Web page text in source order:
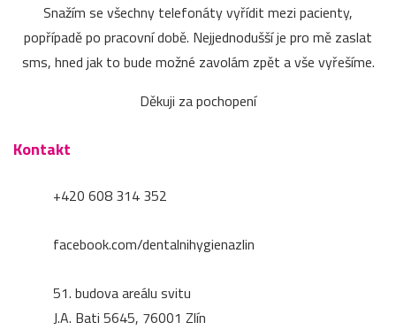
Snažím se všechny telefonáty vyřídit mezi pacienty,
popřípadě po pracovní době. Nejjednodušší je pro mě zaslat
sms, hned jak to bude možné zavolám zpět a vše vyřešíme.
Děkuji za pochopení
Kontakt
+420 608 314 352
facebook.com/dentalnihygienazlin
51. budova areálu svitu
J.A. Bati 5645, 76001 Zlín